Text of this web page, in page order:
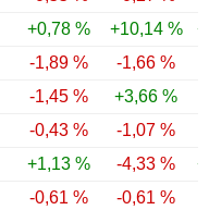
+0,78 % +10,14 %
-1,89 % -1,66 %
-1,45 % +3,66 %
-0,43 % -1,07 %
+1,13 % -4,33 %
-0,61 % -0,61 %